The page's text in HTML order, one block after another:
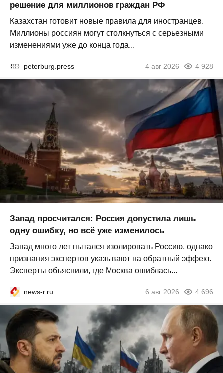
решение для миллионов граждан РФ
Казахстан готовит новые правила для иностранцев.
Миллионы россиян могут столкнуться с серьезными
изменениями уже до конца года...
peterburg.press 4 авг 2026 4 928
Запад просчитался: Россия допустила лишь
одну ошибку, но всё уже изменилось
Запад много лет пытался изолировать Россию, однако
признания экспертов указывают на обратный эффект.
Эксперты объяснили, где Москва ошиблась...
news-r.ru 6 авг 2026 4 696